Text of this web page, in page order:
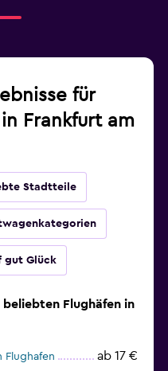
für
Frankfurt am
Stadtteile
gut Glück
Flughäfen in
Flughafen ab 17 €